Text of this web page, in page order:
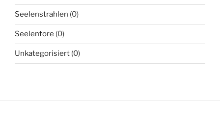
Seelenstrahlen (0)
Seelentore (0)
Unkategorisiert (0)